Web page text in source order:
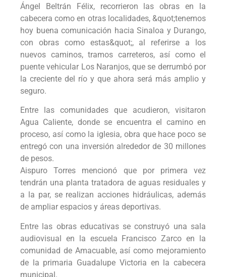
Ángel Beltrán Félix, recorrieron las obras en la
cabecera como en otras localidades, &quot;tenemos
hoy buena comunicación hacia Sinaloa y Durango,
con obras como estas&quot;, al referirse a los
nuevos caminos, tramos carreteros, así como el
puente vehicular Los Naranjos, que se derrumbó por
la creciente del río y que ahora será más amplio y
seguro.
Entre las comunidades que acudieron, visitaron
Agua Caliente, donde se encuentra el camino en
proceso, así como la iglesia, obra que hace poco se
entregó con una inversión alrededor de 30 millones
de pesos.
Aispuro Torres mencionó que por primera vez
tendrán una planta tratadora de aguas residuales y
a la par, se realizan acciones hidráulicas, además
de ampliar espacios y áreas deportivas.
Entre las obras educativas se construyó una sala
audiovisual en la escuela Francisco Zarco en la
comunidad de Amacuable, así como mejoramiento
de la primaria Guadalupe Victoria en la cabecera
municipal.